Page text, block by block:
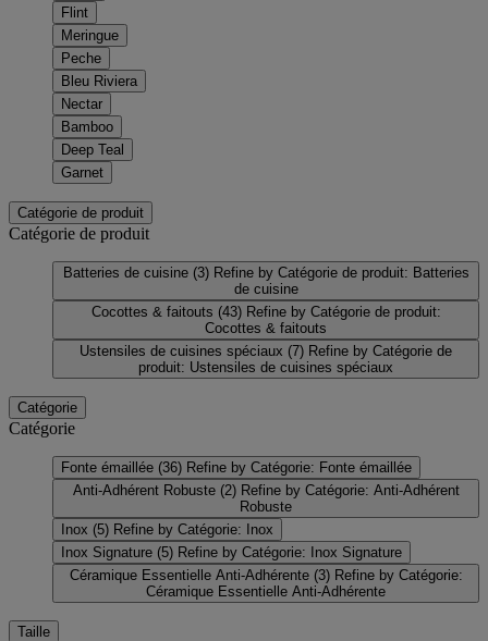
Flint
Meringue
Peche
Bleu Riviera
Nectar
Bamboo
Deep Teal
Garnet
Catégorie de produit
Catégorie de produit
Batteries de cuisine (3) Refine by Catégorie de produit: Batteries
de cuisine
Cocottes & faitouts (43) Refine by Catégorie de produit:
Cocottes & faitouts
Ustensiles de cuisines spéciaux (7) Refine by Catégorie de
produit: Ustensiles de cuisines spéciaux
Catégorie
Catégorie
Fonte émaillée (36) Refine by Catégorie: Fonte émaillée
Anti-Adhérent Robuste (2) Refine by Catégorie: Anti-Adhérent
Robuste
Inox (5) Refine by Catégorie: Inox
Inox Signature (5) Refine by Catégorie: Inox Signature
Céramique Essentielle Anti-Adhérente (3) Refine by Catégorie:
Céramique Essentielle Anti-Adhérente
Taille